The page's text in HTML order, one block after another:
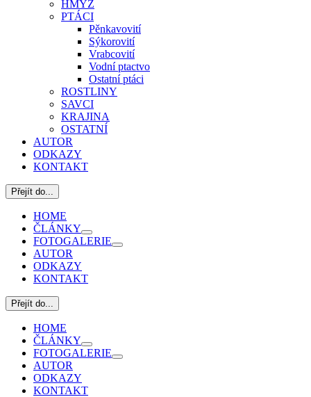
HMYZ
PTÁCI
Pěnkavovití
Sýkorovití
Vrabcovití
Vodní ptactvo
Ostatní ptáci
ROSTLINY
SAVCI
KRAJINA
OSTATNÍ
AUTOR
ODKAZY
KONTAKT
Přejít do...
HOME
ČLÁNKY
FOTOGALERIE
AUTOR
ODKAZY
KONTAKT
Přejít do...
HOME
ČLÁNKY
FOTOGALERIE
AUTOR
ODKAZY
KONTAKT